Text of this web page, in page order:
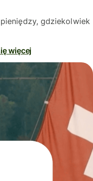
gdziekolwiek
więcej